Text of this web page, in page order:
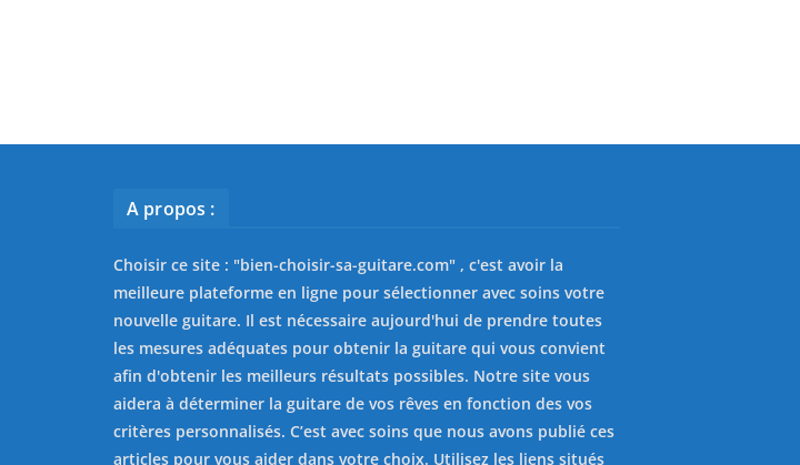
A propos :
Choisir ce site : "bien-choisir-sa-guitare.com" , c'est avoir la
meilleure plateforme en ligne pour sélectionner avec soins votre
nouvelle guitare. Il est nécessaire aujourd'hui de prendre toutes
les mesures adéquates pour obtenir la guitare qui vous convient
afin d'obtenir les meilleurs résultats possibles. Notre site vous
aidera à déterminer la guitare de vos rêves en fonction des vos
critères personnalisés. C’est avec soins que nous avons publié ces
articles pour vous aider dans votre choix. Utilisez les liens situés